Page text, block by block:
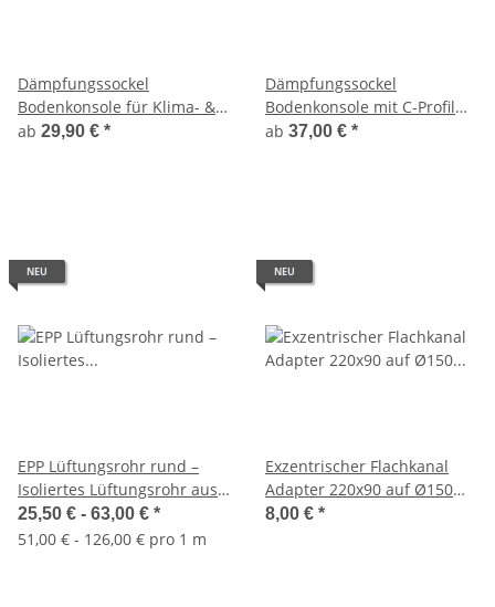
Dämpfungssockel
Bodenkonsole für Klima- &
Lüftungsanlagen – HVAC
ab 29,90 € *
Dämpfungssockel
Bodenkonsole mit C-Profil
und Wasserwaage für
ab 37,00 € *
NEU
EPP Lüftungsrohr rund –
Isoliertes Lüftungsrohr aus
expandiertem Polypropylen
mit Kupplung
25,50 € - 63,00 € *
51,00 € - 126,00 € pro 1 m
NEU
Exzentrischer Flachkanal
Adapter 220x90 auf Ø150
mm Kunststoff – Übergang
8,00 € *